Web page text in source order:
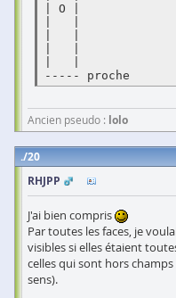
| O |
----- proche
Ancien pseudo : lolo
20
RHJPP
J'ai bien compris
Par toutes les faces, je
visibles si elles étaient
celles qui sont hors
sens).